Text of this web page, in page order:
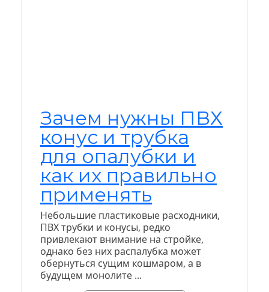
Зачем нужны ПВХ
конус и трубка
для опалубки и
как их правильно
применять
Небольшие пластиковые расходники,
ПВХ трубки и конусы, редко
привлекают внимание на стройке,
однако без них распалубка может
обернуться сущим кошмаром, а в
будущем монолите ...